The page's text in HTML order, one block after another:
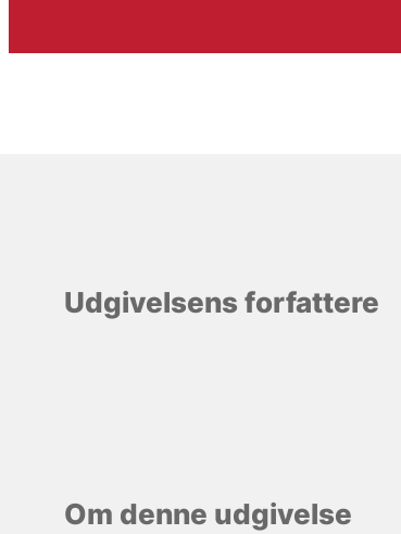
Udgivelsens forfattere
Om denne udgivelse